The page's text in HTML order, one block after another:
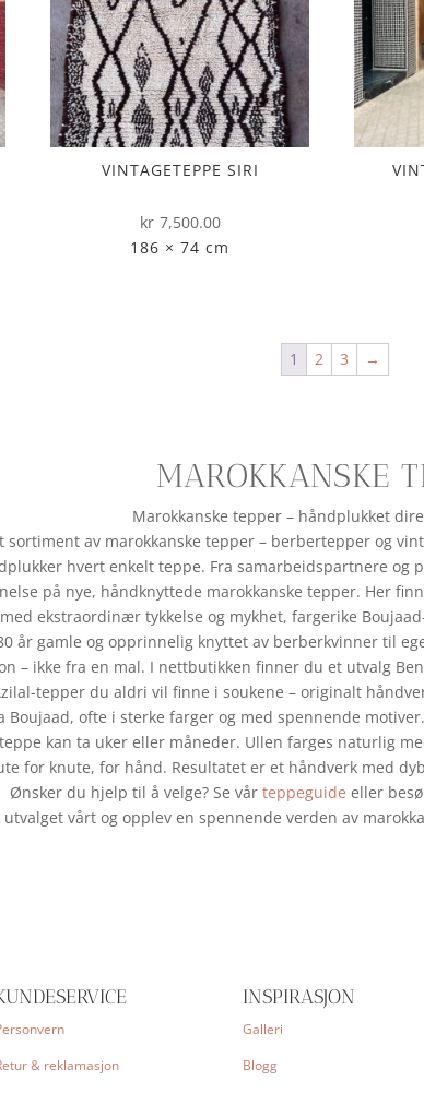
VINTAGETEPPE SIRI
kr 7,500.00
186 × 74 cm
1 2 3 →
MAROKKANSKE
Marokkanske tepper – håndplukket
sortiment av marokkanske tepper – berbertepper og
hvert enkelt teppe. Fra samarbeidspartnere og
på nye, håndknyttede marokkanske tepper. Her
ekstraordinær tykkelse og mykhet, fargerike
år gamle og opprinnelig knyttet av berberkvinner til
– ikke fra en mal. I nettbutikken finner du et utvalg
tepper du aldri vil finne i soukene – originalt
Boujaad, ofte i sterke farger og med spennende
kan ta uker eller måneder. Ullen farges naturlig
for knute, for hånd. Resultatet er et håndverk med
Ønsker du hjelp til å velge? Se vår teppeguide eller
utvalget vårt og opplev en spennende verden av
& reklamasjon
INSPIRASJON
Galleri
Blogg